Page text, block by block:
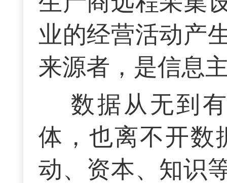
业的经营活动产
来源者，是信息
数据从无到
体，也离不开数
动、资本、知识